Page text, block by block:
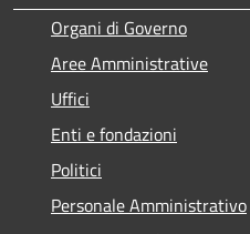
Organi di Governo
Aree Amministrative
Uffici
Enti e fondazioni
Politici
Personale Amministrativo